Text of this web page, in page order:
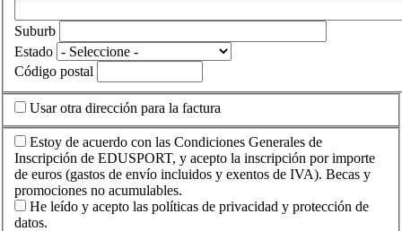
Suburb
Estado
Código postal
Usar otra dirección para la factura
Estoy de acuerdo con las Condiciones Generales de
Inscripción de EDUSPORT, y acepto la inscripción por importe
de euros (gastos de envío incluidos y exentos de IVA). Becas y
promociones no acumulables.
He leído y acepto las políticas de privacidad y protección de
datos.